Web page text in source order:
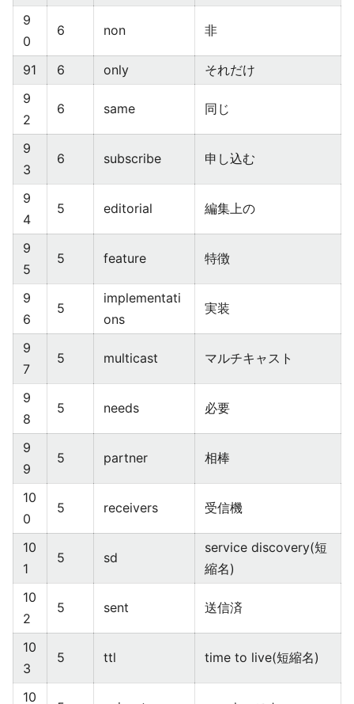
9
0
6 non 非
91 6 only
それだけ
9
2
6 same 同じ
9
3
6 subscribe 申し込む
9
4
5 editorial 編集上の
9
5
5 feature 特徴
9
6
5
implementati
ons
実装
9
7
5 multicast マルチキャスト
9
8
5 needs 必要
9
9
5 partner 相棒
10
0
5 receivers 受信機
10
1
5 sd
service discovery(短
縮名)
10
2
5 sent 送信済
10
3
5 ttl time to live(短縮名)
10